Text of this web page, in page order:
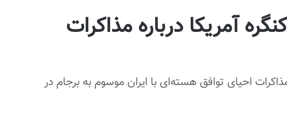
آمریکا درباره مذاکرات
مذاکرات احیای توافق هسته‌ای با ایران موسوم به برجام در